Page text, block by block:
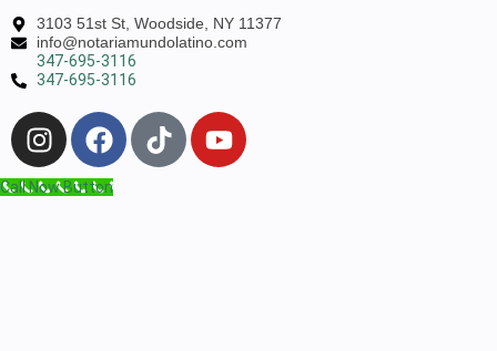
3103 51st St, Woodside, NY 11377
info@notariamundolatino.com
347-695-3116
347-695-3116
Call Now Button